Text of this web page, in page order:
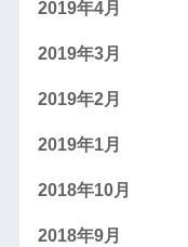
2019年4月
2019年3月
2019年2月
2019年1月
2018年10月
2018年9月